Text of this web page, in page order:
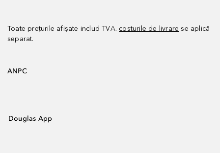
Toate prețurile afișate includ TVA. costurile de livrare se aplică
separat.
ANPC
Douglas App